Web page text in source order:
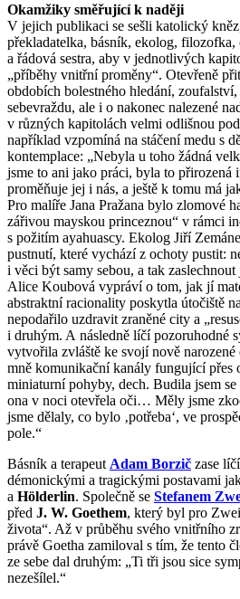
Okamžiky směřující k naději
V jejich publikaci se sešli katolický
překladatelka, básník, ekolog, filozofka,
a řádová sestra, aby v jednotlivých
„příběhy vnitřní proměny“. Otevřeně
obdobích bolestného hledání,
sebevraždu, ale i o nakonec nalezené
v různých kapitolách velmi odlišnou
například vzpomíná na stáčení medu s
kontemplace: „Nebyla u toho žádná
jsme to ani jako práci, byla to přirozená
proměňuje jej i nás, a ještě k tomu má
Pro malíře Jana Pražana bylo zlomové
zářivou mayskou princeznou“ v rámci
s požitím ayahuascy. Ekolog Jiří
pustnutí, které vychází z ochoty pustit:
i věci být samy sebou, a tak
Alice Koubová vypráví o tom, jak jí
abstraktní racionality poskytla útočiště
nepodařilo uzdravit zraněné city a
i druhým. A následně líčí pozoruhodné
vytvořila zvláště ke svojí nově
mně komunikační kanály fungující přes
miniaturní pohyby, dech. Budila jsem
ona v noci otevřela oči… Měly jsme
jsme dělaly, co bylo ‚potřeba‘, ve
pole.“
Básník a terapeut Adam Borzič zase
démonickými a tragickými postavami
a Hölderlin. Společně se Stefanem
před J. W. Goethem, který byl pro
života“. Až v průběhu svého vnitřního
právě Goetha zamiloval s tím, že tento
ze sebe dal druhým: „Ti tři jsou sice
nezešílel.“